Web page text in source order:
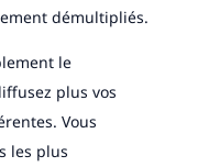
démultipliés.
le
plus vos
Vous
les plus